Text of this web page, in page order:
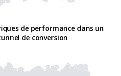
de performance dans un
de conversion